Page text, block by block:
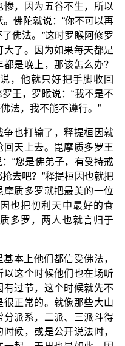
惨，因为五谷不生，所以
佛陀就说：“你不可以再
佛法。”这时罗睺阿修罗
大了。因为如果每天都是
是晚上，那该怎么办？
，他就只好把手脚收回
王，罗睺说：“我不是不
法，我不能不遵行。”
也打输了，释提桓因就
天上去。毘摩质多罗王
“您是佛弟子，有受持戒
去吧？”释提桓因也就把
质多罗就把最美的一位
也把忉利天中最好的食
多罗，两人也就言归于
本上他们都信受佛法，
这个时候他们也在场听
过节，这个时候就先不
正常的。就像那些大山
分派系，二派、三派斗得
候，或是公开说法时，